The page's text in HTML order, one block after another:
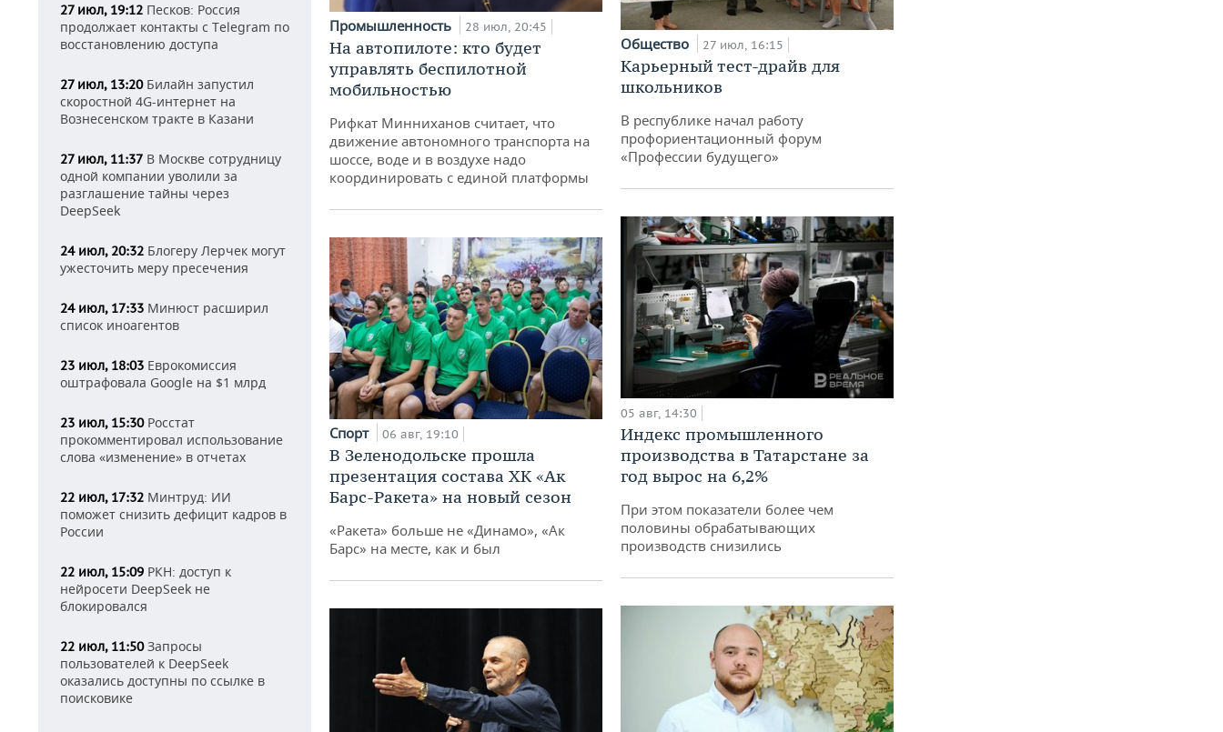
27 июл, 19:12 Песков: Россия
продолжает контакты с Telegram по
восстановлению доступа
27 июл, 13:20Билайн запустил
скоростной 4G-интернет на
Вознесенском тракте в Казани
27 июл, 11:37 В Москве сотрудницу
одной компании уволили за
разглашение тайны через
DeepSeek
24 июл, 20:32 Блогеру Лерчек могут
ужесточить меру пресечения
24 июл, 17:33 Минюст расширил
список иноагентов
23 июл, 18:03 Еврокомиссия
оштрафовала Google на $1 млрд
23 июл, 15:30Росстат
прокомментировал использование
слова «изменение» в отчетах
22 июл, 17:32 Минтруд: ИИ
поможет снизить дефицит кадров в
России
22 июл, 15:09 РКН: доступ к
нейросети DeepSeek не
блокировался
22 июл, 11:50Запросы
пользователей к DeepSeek
оказались доступны по ссылке в
поисковике
Промышленность 28 июл, 20:45
На автопилоте: кто будет
управлять беспилотной
мобильностью
Рифкат Минниханов считает, что
движение автономного транспорта на
шоссе, воде и в воздухе надо
координировать с единой платформы
Спорт 06 авг, 19:10
В Зеленодольске прошла
презентация состава ХК «Ак
Барс-Ракета» на новый сезон
«Ракета» больше не «Динамо», «Ак
Барс» на месте, как и был
Общество 27 июл, 16:15
Карьерный тест-драйв для
школьников
В республике начал работу
профориентационный форум
«Профессии будущего»
05 авг, 14:30
Индекс промышленного
производства в Татарстане за
год вырос на 6,2%
При этом показатели более чем
половины обрабатывающих
производств снизились